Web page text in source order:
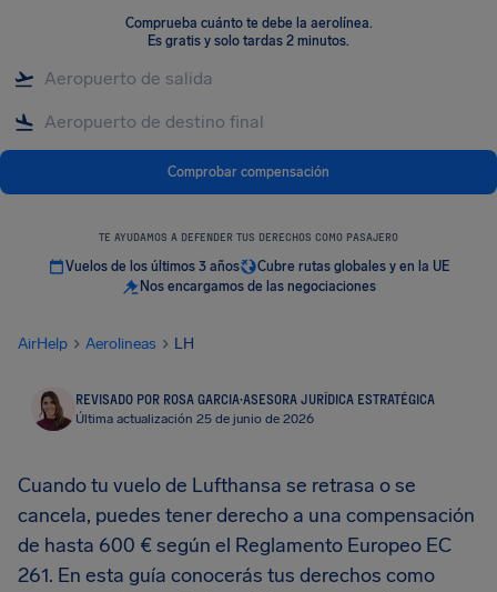
Comprueba cuánto te debe la aerolínea.
Es gratis y solo tardas 2 minutos.
Comprobar compensación
TE AYUDAMOS A DEFENDER TUS DERECHOS COMO PASAJERO
Vuelos de los últimos 3 años
Cubre rutas globales y en la UE
Nos encargamos de las negociaciones
AirHelp Aerolineas LH
REVISADO POR ROSA GARCIA·ASESORA JURÍDICA ESTRATÉGICA
Última actualización 25 de junio de 2026
Cuando tu vuelo de Lufthansa se retrasa o se
cancela, puedes tener derecho a una compensación
de hasta 600 € según el Reglamento Europeo EC
261. En esta guía conocerás tus derechos como